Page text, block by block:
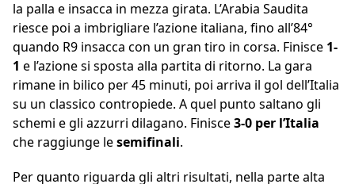
la palla e insacca in mezza girata. L’Arabia Saudita
riesce poi a imbrigliare l’azione italiana, fino all’84°
quando R9 insacca con un gran tiro in corsa. Finisce 1-
1 e l’azione si sposta alla partita di ritorno. La gara
rimane in bilico per 45 minuti, poi arriva il gol dell’Italia
su un classico contropiede. A quel punto saltano gli
schemi e gli azzurri dilagano. Finisce3-0 per l’Italia
che raggiunge lesemifinali.
Per quanto riguarda gli altri risultati, nella parte alta